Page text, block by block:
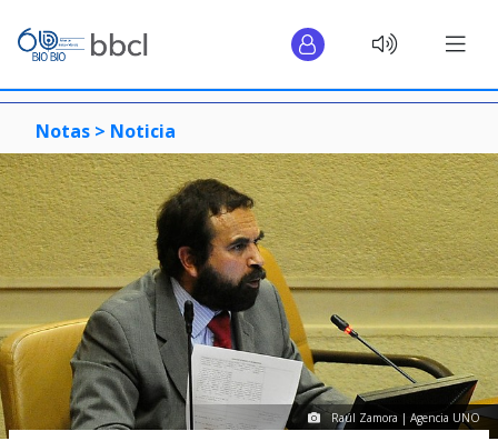
Notas > Noticia
Raúl Zamora | Agencia UNO